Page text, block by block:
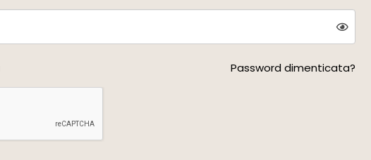
Password dimenticata?